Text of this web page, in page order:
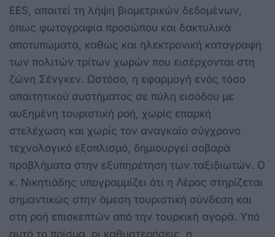
EES, απαιτεί τη λήψη βιομετρικών δεδομένων,
όπως φωτογραφία προσώπου και δακτυλικά
αποτυπώματα, καθώς και ηλεκτρονική καταγραφή
των πολιτών τρίτων χωρών που εισέρχονται στη
ζώνη Σένγκεν. Ωστόσο, η εφαρμογή ενός τόσο
απαιτητικού συστήματος σε πύλη εισόδου με
αυξημένη τουριστική ροή, χωρίς επαρκή
στελέχωση και χωρίς τον αναγκαίο σύγχρονο
τεχνολογικό εξοπλισμό, δημιουργεί σοβαρά
προβλήματα στην εξυπηρέτηση των ταξιδιωτών. Ο
κ. Νικητιάδης υπογραμμίζει ότι η Λέρος στηρίζεται
σημαντικώς στην άμεση τουριστική σύνδεση και
στη ροή επισκεπτών από την τουρκική αγορά. Υπό
αυτό το πρίσμα, οι καθυστερήσεις, η